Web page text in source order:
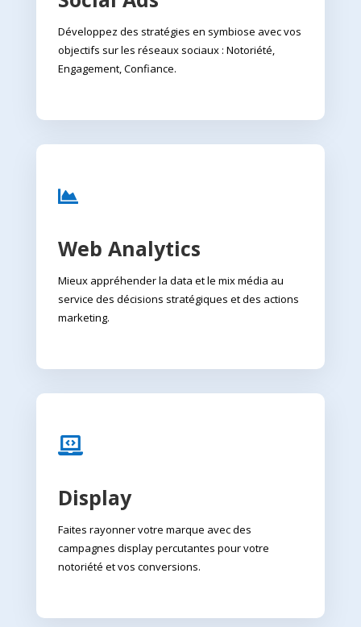
Développez des stratégies en symbiose avec vos
objectifs sur les réseaux sociaux : Notoriété,
Engagement, Confiance.

Web Analytics
Mieux appréhender la data et le mix média au
service des décisions stratégiques et des actions
marketing.

Display
Faites rayonner votre marque avec des
campagnes display percutantes pour votre
notoriété et vos conversions.